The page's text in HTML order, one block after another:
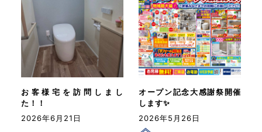
お客様宅を訪問しまし
た！！
2026年6月21日
オープン記念大感謝祭開催
します✨
2026年5月26日